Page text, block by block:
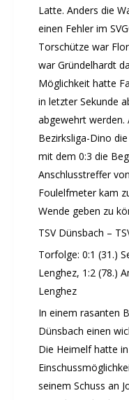
Latte. Anders die
einen Fehler im
Torschütze war
war Gründelhardt
Möglichkeit hatte
in letzter Sekunde
abgewehrt
Bezirksliga-Dino
mit dem 0:3 die
Anschlusstreffer
Foulelfmeter kam
Wende geben zu
TSV Dünsbach –
Torfolge: 0:1 (31.)
Lenghez, 1:2 (78.)
Lenghez
In einem rasanten
Dünsbach einen
Die Heimelf hatte
seinem Schuss an